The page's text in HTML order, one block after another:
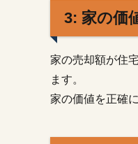
ーン
かア
ンダ
ーロ
ーン
2.
宅
3: 家の価
家の売却額が住
ます。
家の価値を正確